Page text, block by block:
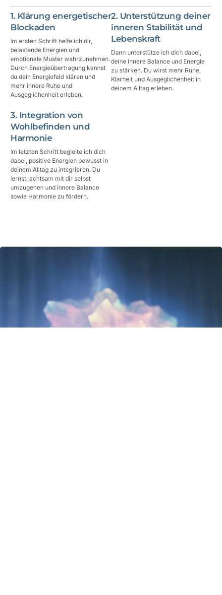
1. Klärung energetischer
Blockaden
Im ersten Schritt helfe ich dir,
belastende Energien und
emotionale Muster wahrzunehmen.
Durch Energieübertragung kannst
du dein Energiefeld klären und
mehr innere Ruhe und
Ausgeglichenheit erleben.
2. Unterstützung deiner
inneren Stabilität und
Lebenskraft
Dann unterstütze ich dich dabei,
deine innere Balance und Energie
zu stärken. Du wirst mehr Ruhe,
Klarheit und Ausgeglichenheit in
deinem Alltag erleben.
3. Integration von
Wohlbefinden und
Harmonie
Im letzten Schritt begleite ich dich
dabei, positive Energien bewusst in
deinem Alltag zu integrieren. Du
lernst, achtsam mit dir selbst
umzugehen und innere Balance
sowie Harmonie zu fördern.